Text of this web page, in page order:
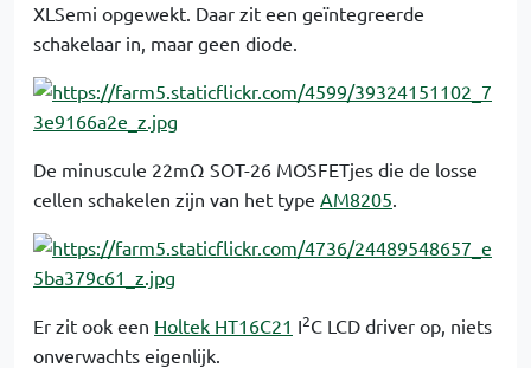
XLSemi opgewekt. Daar zit een geïntegreerde
schakelaar in, maar geen diode.
De minuscule 22mΩ SOT-26 MOSFETjes die de losse
cellen schakelen zijn van het type AM8205.
Er zit ook een Holtek HT16C21 I2C LCD driver op, niets
onverwachts eigenlijk.